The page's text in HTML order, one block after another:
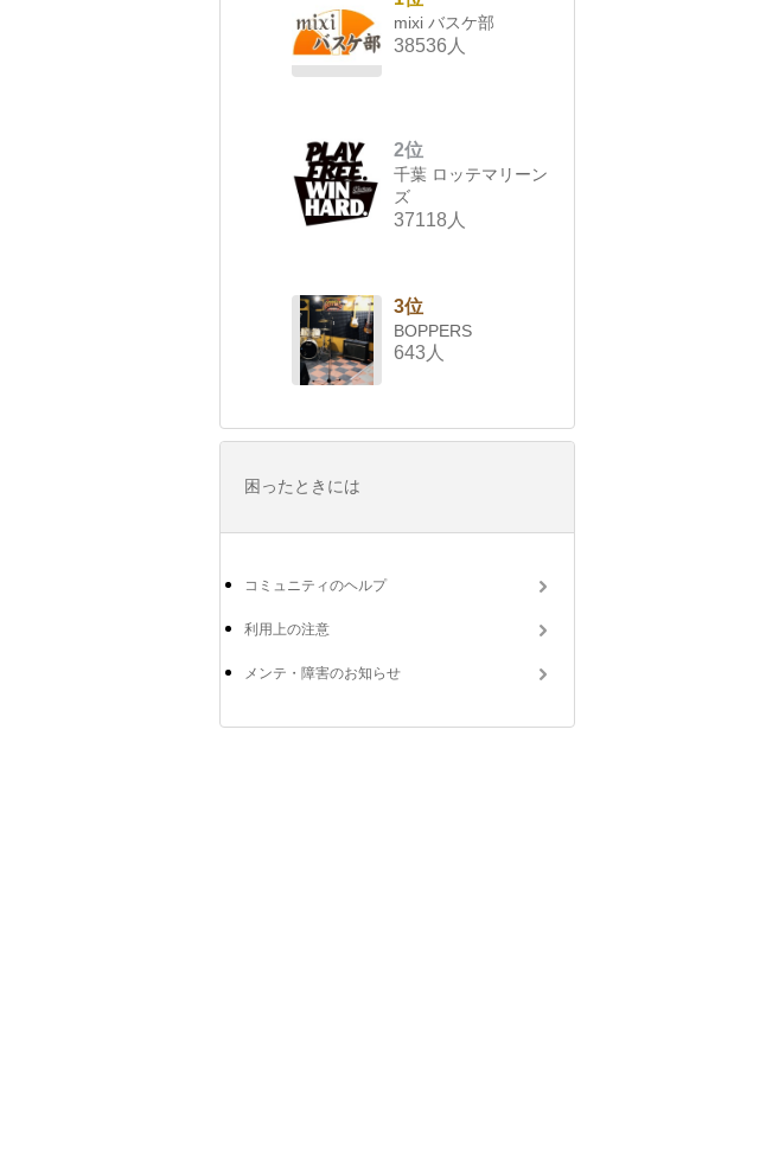
mixi バスケ部
38536人
2位
千葉 ロッテマリーン
ズ
37118人
3位
BOPPERS
643人
困ったときには
コミュニティのヘルプ
利用上の注意
メンテ・障害のお知らせ